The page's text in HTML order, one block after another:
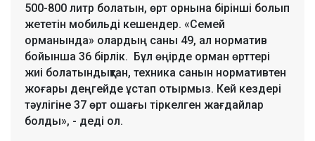
500-800 литр болатын, өрт орнына бірінші болып
жететін мобильді кешендер. «Семей
орманында» олардың саны 49, ал норматив
бойынша 36 бірлік. Бұл өңірде орман өрттері
жиі болатындықтан, техника санын нормативтен
жоғары деңгейде ұстап отырмыз. Кей кездері
тәулігіне 37 өрт ошағы тіркелген жағдайлар
болды», - деді ол.